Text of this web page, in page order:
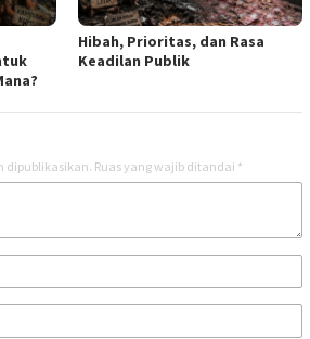
Hibah, Prioritas, dan Rasa
Keadilan Publik
dipublikasikan. Ruas yang wajib ditandai *